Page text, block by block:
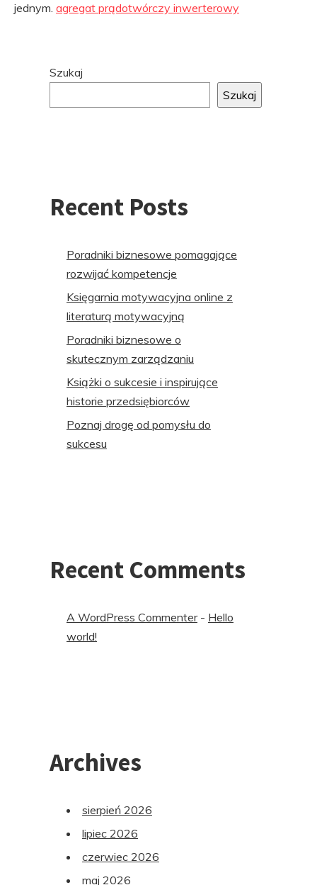
jednym. agregat prądotwórczy inwerterowy
Przejdź
stopki
Szukaj
Szukaj
Recent Posts
Poradniki biznesowe pomagające
rozwijać kompetencje
Księgarnia motywacyjna online z
literaturą motywacyjną
Poradniki biznesowe o
skutecznym zarządzaniu
Książki o sukcesie i inspirujące
historie przedsiębiorców
Poznaj drogę od pomysłu do
sukcesu
Recent Comments
A WordPress Commenter- Hello
world!
Archives
sierpień 2026
lipiec 2026
czerwiec 2026
maj 2026